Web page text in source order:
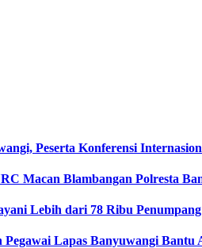
Peserta Konferensi
Macan Blambangan Polresta
Lebih dari 78 Ribu
Lapas Banyuwangi Bantu